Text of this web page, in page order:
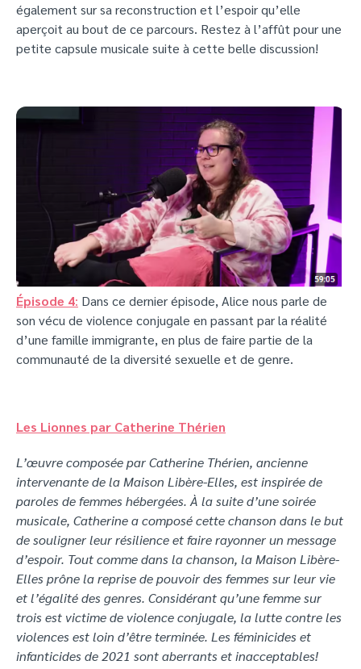
également sur sa reconstruction et l’espoir qu’elle
aperçoit au bout de ce parcours. Restez à l’affût pour une
petite capsule musicale suite à cette belle discussion!
Épisode 4: Dans ce dernier épisode, Alice nous parle de
son vécu de violence conjugale en passant par la réalité
d’une famille immigrante, en plus de faire partie de la
communauté de la diversité sexuelle et de genre.
Les Lionnes par Catherine Thérien
L’œuvre composée par Catherine Thérien, ancienne
intervenante de la Maison Libère-Elles, est inspirée de
paroles de femmes hébergées. À la suite d’une soirée
musicale, Catherine a composé cette chanson dans le but
de souligner leur résilience et faire rayonner un message
d’espoir. Tout comme dans la chanson, la Maison Libère-
Elles prône la reprise de pouvoir des femmes sur leur vie
et l’égalité des genres. Considérant qu’une femme sur
trois est victime de violence conjugale, la lutte contre les
violences est loin d’être terminée. Les féminicides et
infanticides de 2021 sont aberrants et inacceptables!